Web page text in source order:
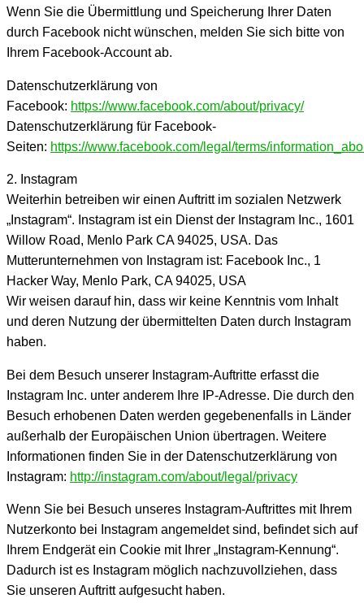
Wenn Sie die Übermittlung und Speicherung Ihrer Daten
durch Facebook nicht wünschen, melden Sie sich bitte von
Ihrem Facebook-Account ab.
Datenschutzerklärung von
Facebook: https://www.facebook.com/about/privacy/
Datenschutzerklärung für Facebook-
Seiten: https://www.facebook.com/legal/terms/
2. Instagram
Weiterhin betreiben wir einen Auftritt im sozialen Netzwerk
„Instagram“. Instagram ist ein Dienst der Instagram Inc., 1601
Willow Road, Menlo Park CA 94025, USA. Das
Mutterunternehmen von Instagram ist: Facebook Inc., 1
Hacker Way, Menlo Park, CA 94025, USA
Wir weisen darauf hin, dass wir keine Kenntnis vom Inhalt
und deren Nutzung der übermittelten Daten durch Instagram
haben.
Bei dem Besuch unserer Instagram-Auftritte erfasst die
Instagram Inc. unter anderem Ihre IP-Adresse. Die durch den
Besuch erhobenen Daten werden gegebenenfalls in Länder
außerhalb der Europäischen Union übertragen. Weitere
Informationen finden Sie in der Datenschutzerklärung von
Instagram: http://instagram.com/about/legal/privacy
Wenn Sie bei Besuch unseres Instagram-Auftrittes mit Ihrem
Nutzerkonto bei Instagram angemeldet sind, befindet sich auf
Ihrem Endgerät ein Cookie mit Ihrer „Instagram-Kennung“.
Dadurch ist es Instagram möglich nachzuvollziehen, dass
Sie unseren Auftritt aufgesucht haben.